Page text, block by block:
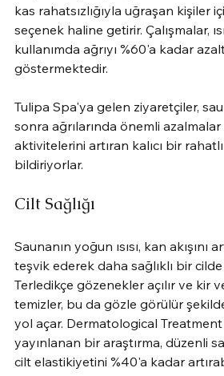
kas rahatsızlığıyla uğraşan kişiler
seçenek haline getirir. Çalışmalar,
kullanımda ağrıyı %60'a kadar
göstermektedir.
Tulipa Spa'ya gelen ziyaretçiler,
sonra ağrılarında önemli
aktivitelerini artıran kalıcı bir
bildiriyorlar.
Cilt Sağlığı
Saunanın yoğun ısısı, kan akışını
teşvik ederek daha sağlıklı bir
Terledikçe gözenekler açılır ve kir
temizler, bu da gözle görülür
yol açar. Dermatological
yayınlanan bir araştırma, düzenli
cilt elastikiyetini %40'a kadar